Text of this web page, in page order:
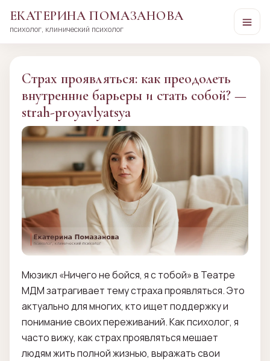
ЕКАТЕРИНА ПОМАЗАНОВА
психолог, клинический психолог
Страх проявляться: как преодолеть
внутренние барьеры и стать собой? —
strah-proyavlyatsya
Мюзикл «Ничего не бойся, я с тобой» в Театре
МДМ затрагивает тему страха проявляться. Это
актуально для многих, кто ищет поддержку и
понимание своих переживаний. Как психолог, я
часто вижу, как страх проявляться мешает
людям жить полной жизнью, выражать свои